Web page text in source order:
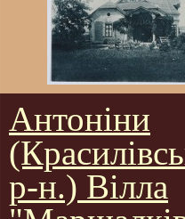
Антоніни
р-н.) Вілла